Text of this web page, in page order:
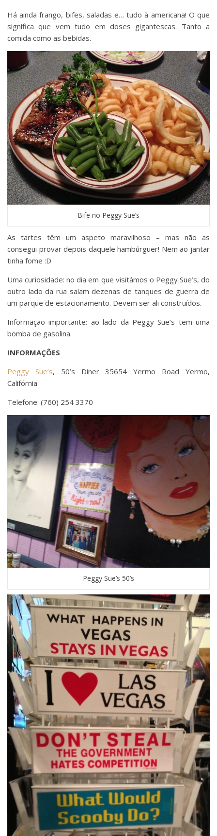
Há ainda frango, bifes, saladas e… tudo à americana! O que
significa que vem tudo em doses gigantescas. Tanto a
comida como as bebidas.
Bife no Peggy Sue’s
As tartes têm um aspeto maravilhoso – mas não as
consegui provar depois daquele hambúrguer! Nem ao jantar
tinha fome :D
Uma curiosidade: no dia em que visitámos o Peggy Sue’s, do
outro lado da rua saíam dezenas de tanques de guerra de
um parque de estacionamento. Devem ser ali construídos.
Informação importante: ao lado da Peggy Sue’s tem uma
bomba de gasolina.
INFORMAÇÕES
Peggy Sue’s, 50’s Diner 35654 Yermo Road Yermo,
Califórnia
Telefone: (760) 254 3370
Peggy Sue’s 50’s